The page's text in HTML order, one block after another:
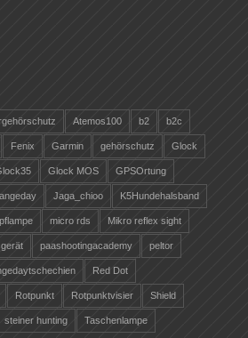
Atemos100 b2 b2c
Fenix Garmin gehörschutz Glock
Glock MOS GPSOrtung
Jaga_chioo K5Hundehalsband
micro rds Mikro reflex sight
paashootingacademy peltor
Red Dot
Rotpunkt Rotpunktvisier Shield
steiner hunting Taschenlampe